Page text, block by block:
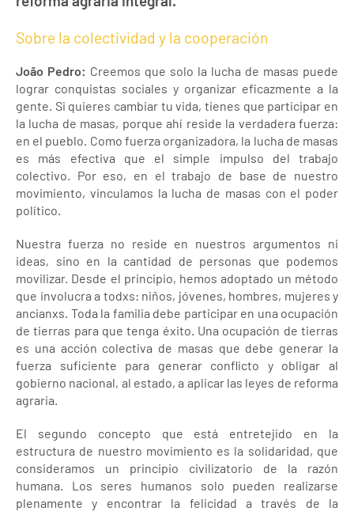
Sobre la colectividad y la cooperación
João Pedro: Creemos que solo la lucha de masas puede
lograr conquistas sociales y organizar eficazmente a la
gente. Si quieres cambiar tu vida, tienes que participar en
la lucha de masas, porque ahí reside la verdadera fuerza:
en el pueblo. Como fuerza organizadora, la lucha de masas
es más efectiva que el simple impulso del trabajo
colectivo. Por eso, en el trabajo de base de nuestro
movimiento, vinculamos la lucha de masas con el poder
político.
Nuestra fuerza no reside en nuestros argumentos ni
ideas, sino en la cantidad de personas que podemos
movilizar. Desde el principio, hemos adoptado un método
que involucra a todxs: niños, jóvenes, hombres, mujeres y
ancianxs. Toda la familia debe participar en una ocupación
de tierras para que tenga éxito. Una ocupación de tierras
es una acción colectiva de masas que debe generar la
fuerza suficiente para generar conflicto y obligar al
gobierno nacional, al estado, a aplicar las leyes de reforma
agraria.
El segundo concepto que está entretejido en la
estructura de nuestro movimiento es la solidaridad, que
consideramos un principio civilizatorio de la razón
humana. Los seres humanos solo pueden realizarse
plenamente y encontrar la felicidad a través de la